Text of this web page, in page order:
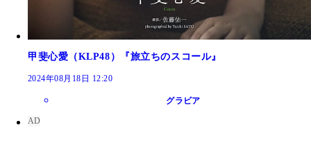
甲斐心愛（KLP48）『旅立ちのスコール』
2024年08月18日 12:20
グラビア